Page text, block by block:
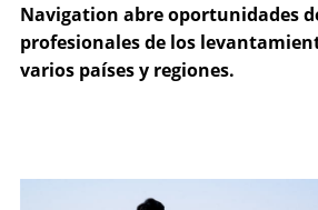
Navigation abre oportunidades
profesionales de los
varios países y regiones.